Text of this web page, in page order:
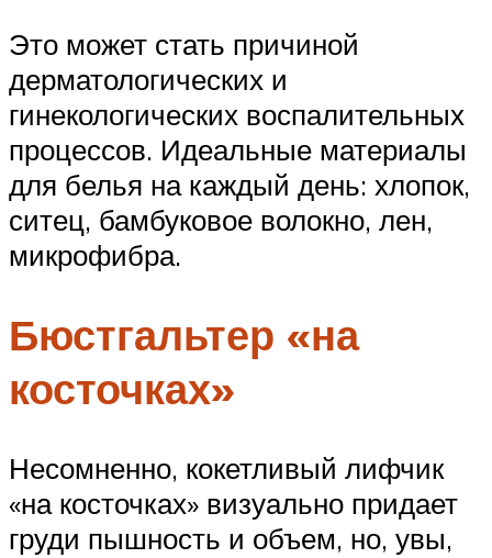
Это может стать причиной
дерматологических и
гинекологических воспалительных
процессов. Идеальные материалы
для белья на каждый день: хлопок,
ситец, бамбуковое волокно, лен,
микрофибра.
Бюстгальтер «на
косточках»
Несомненно, кокетливый лифчик
«на косточках» визуально придает
груди пышность и объем, но, увы,